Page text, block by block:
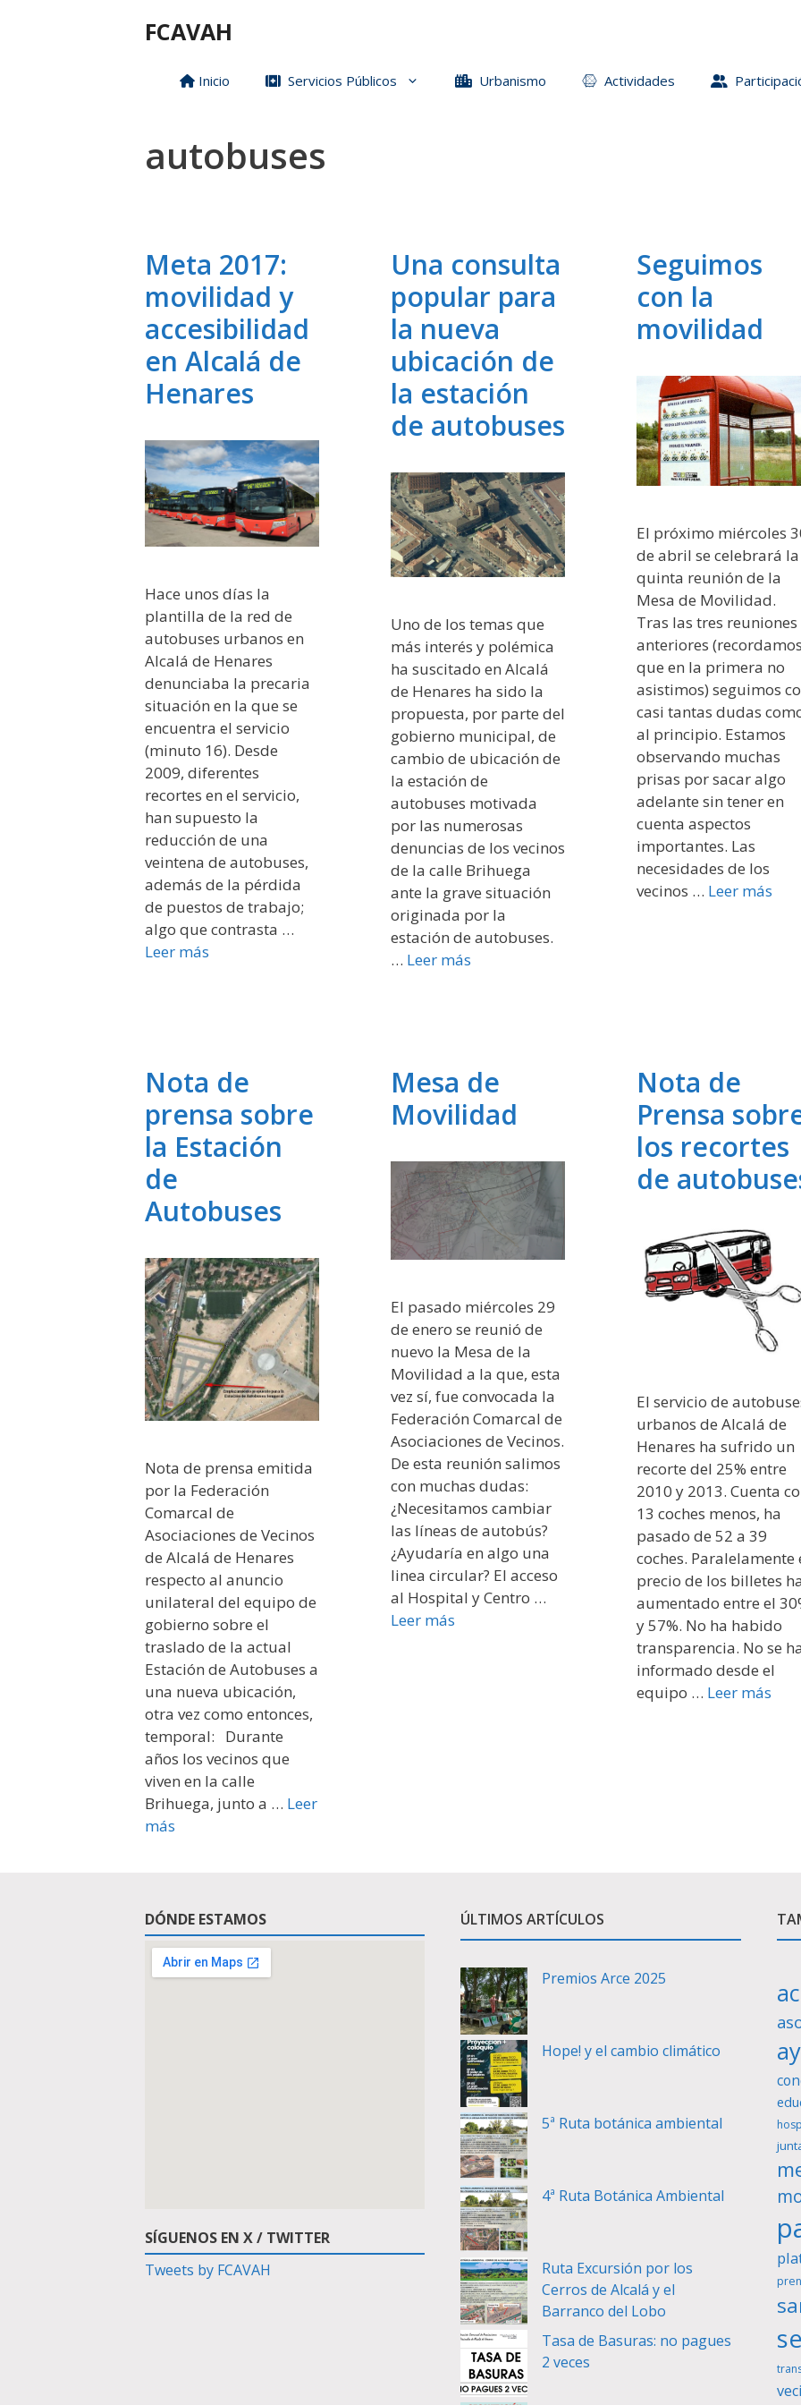
FCAVAH
Inicio Servicios Públicos Urbanismo Actividades
autobuses
Meta 2017:
movilidad y
accesibilidad
en Alcalá de
Henares
Hace unos días la
plantilla de la red de
autobuses urbanos en
Alcalá de Henares
denunciaba la precaria
situación en la que se
encuentra el servicio
(minuto 16). Desde
2009, diferentes
recortes en el servicio,
han supuesto la
reducción de una
veintena de autobuses,
además de la pérdida
de puestos de trabajo;
algo que contrasta …
Leer más
Una consulta
popular para
la nueva
ubicación de
la estación
de autobuses
Uno de los temas que
más interés y polémica
ha suscitado en Alcalá
de Henares ha sido la
propuesta, por parte del
gobierno municipal, de
cambio de ubicación de
la estación de
autobuses motivada
por las numerosas
denuncias de los vecinos
de la calle Brihuega
ante la grave situación
originada por la
estación de autobuses.
… Leer más
Seguimos
con la
movilidad
El próximo miércoles
de abril se celebrará la
quinta reunión de la
Mesa de Movilidad.
Tras las tres reuniones
anteriores (recordamos
que en la primera no
asistimos) seguimos
casi tantas dudas
al principio. Estamos
observando muchas
prisas por sacar algo
adelante sin tener en
cuenta aspectos
importantes. Las
necesidades de los
vecinos … Leer más
Nota de
prensa sobre
la Estación
de
Autobuses
Nota de prensa emitida
por la Federación
Comarcal de
Asociaciones de Vecinos
de Alcalá de Henares
respecto al anuncio
unilateral del equipo de
gobierno sobre el
traslado de la actual
Estación de Autobuses a
una nueva ubicación,
otra vez como entonces,
temporal: Durante
años los vecinos que
viven en la calle
Brihuega, junto a … Leer
más
Mesa de
Movilidad
El pasado miércoles 29
de enero se reunió de
nuevo la Mesa de la
Movilidad a la que, esta
vez sí, fue convocada la
Federación Comarcal de
Asociaciones de Vecinos.
De esta reunión salimos
con muchas dudas:
¿Necesitamos cambiar
las líneas de autobús?
¿Ayudaría en algo una
linea circular? El acceso
al Hospital y Centro …
Leer más
Nota de
Prensa
los recortes
de
El servicio de
urbanos de Alcalá de
Henares ha sufrido un
recorte del 25% entre
2010 y 2013. Cuenta
13 coches menos, ha
pasado de 52 a 39
coches. Paralelamente
precio de los billetes ha
aumentado entre el
y 57%. No ha habido
transparencia. No se ha
informado desde el
equipo … Leer más
DÓNDE ESTAMOS
SÍGUENOS EN X / TWITTER
Tweets by FCAVAH
ÚLTIMOS ARTÍCULOS
Premios Arce 2025
Hope! y el cambio climático
5ª Ruta botánica ambiental
4ª Ruta Botánica Ambiental
Ruta Excursión por los
Cerros de Alcalá y el
Barranco del Lobo
Tasa de Basuras: no pagues
2 veces